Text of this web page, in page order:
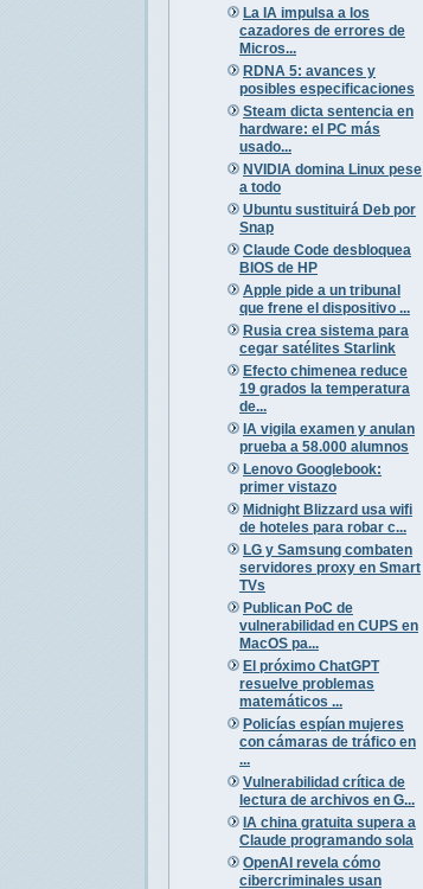
La IA impulsa a los
cazadores de errores de
Micros...
RDNA 5: avances y
posibles especificaciones
Steam dicta sentencia en
hardware: el PC más
usado...
NVIDIA domina Linux pese
a todo
Ubuntu sustituirá Deb por
Snap
Claude Code desbloquea
BIOS de HP
Apple pide a un tribunal
que frene el dispositivo ...
Rusia crea sistema para
cegar satélites Starlink
Efecto chimenea reduce
19 grados la temperatura
de...
IA vigila examen y anulan
prueba a 58.000 alumnos
Lenovo Googlebook:
primer vistazo
Midnight Blizzard usa wifi
de hoteles para robar c...
LG y Samsung combaten
servidores proxy en Smart
TVs
Publican PoC de
vulnerabilidad en CUPS en
MacOS pa...
El próximo ChatGPT
resuelve problemas
matemáticos ...
Policías espían mujeres
con cámaras de tráfico en
...
Vulnerabilidad crítica de
lectura de archivos en G...
IA china gratuita supera a
Claude programando sola
OpenAI revela cómo
cibercriminales usan